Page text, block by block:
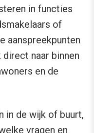
in functies
of
aanspreekpunten
naar binnen
en de
in de wijk of buurt,
vragen en